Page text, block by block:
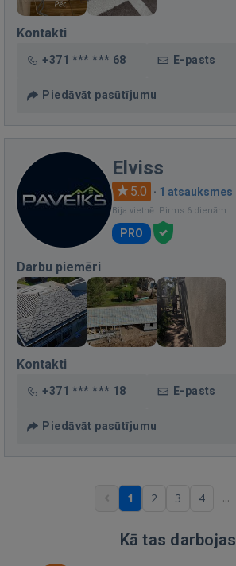
Kontakti
+371 *** *** 68 E-pasts
Piedāvāt pasūtījumu
Elviss
5.0 · 1 atsauksmes
Bija vietnē: Pirms 6 dienām
PRO
Darbu piemēri
Kontakti
+371 *** *** 18 E-pasts
Piedāvāt pasūtījumu
1 2 3 4 ...
Kā tas darbojas